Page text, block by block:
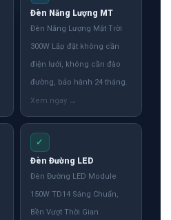
Đèn Năng Lượng MT
Đèn Năng Lượng Mặt Trời
300W Lắp đặt không cần
điện lưới, không cần đào
đường, bảo hành 24 tháng.
✓
Đèn Đường LED
Đèn Đường LED Module
150W TD14 Sáng Chuẩn,
Bền Vượt Thời Gian